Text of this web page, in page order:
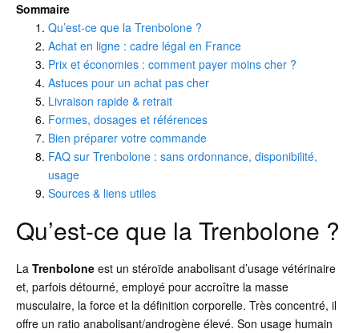
Sommaire
Qu’est-ce que la Trenbolone ?
Achat en ligne : cadre légal en France
Prix et économies : comment payer moins cher ?
Astuces pour un achat pas cher
Livraison rapide & retrait
Formes, dosages et références
Bien préparer votre commande
FAQ sur Trenbolone : sans ordonnance, disponibilité,
usage
Sources & liens utiles
Qu’est-ce que la Trenbolone ?
La Trenbolone est un stéroïde anabolisant d’usage vétérinaire
et, parfois détourné, employé pour accroître la masse
musculaire, la force et la définition corporelle. Très concentré, il
offre un ratio anabolisant/androgène élevé. Son usage humain